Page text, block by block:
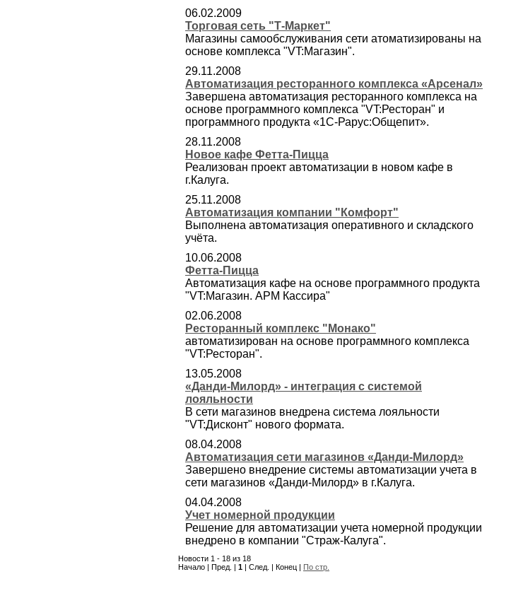
06.02.2009
Торговая сеть "Т-Маркет"
Магазины самообслуживания сети атоматизированы на
основе комплекса "VT:Магазин".
29.11.2008
Автоматизация ресторанного комплекса «Арсенал»
Завершена автоматизация ресторанного комплекса на
основе программного комплекса "VT:Ресторан" и
программного продукта «1С-Рарус:Общепит».
28.11.2008
Новое кафе Фетта-Пицца
Реализован проект автоматизации в новом кафе в
г.Калуга.
25.11.2008
Автоматизация компании "Комфорт"
Выполнена автоматизация оперативного и складского
учёта.
10.06.2008
Фетта-Пицца
Автоматизация кафе на основе программного продукта
"VT:Магазин. АРМ Кассира"
02.06.2008
Ресторанный комплекс "Монако"
автоматизирован на основе программного комплекса
"VT:Ресторан".
13.05.2008
«Данди-Милорд» - интеграция с системой
лояльности
В сети магазинов внедрена система лояльности
"VT:Дисконт" нового формата.
08.04.2008
Автоматизация сети магазинов «Данди-Милорд»
Завершено внедрение системы автоматизации учета в
сети магазинов «Данди-Милорд» в г.Калуга.
04.04.2008
Учет номерной продукции
Решение для автоматизации учета номерной продукции
внедрено в компании "Страж-Калуга".
Новости 1 - 18 из 18
Начало | Пред. | 1 | След. | Конец | По стр.